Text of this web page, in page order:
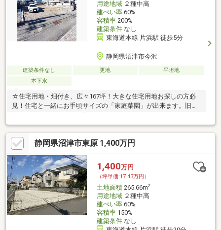
用途地域２種中高
建ぺい率60%
容積率200%
建築条件なし
東海道本線 片浜駅 徒歩5分
静岡県沼津市今沢
建築条件なし 更地
平坦地
本下水
☆住宅用地・畑付き、広々167坪！大きな住宅用地お探しの方必
見！住宅と一緒にお手頃サイズの「家庭菜園」が出来ます。旧国
道1号へアクセス良好。通りから少し離れた住宅地。お好きなハウ
スメーカーで建築可能。
静岡県沼津市東原 1,400万円
1,400万円
（坪単価:17.43万円）
土地面積265.66m2
用途地域２種中高
建ぺい率60%
容積率150%
建築条件なし